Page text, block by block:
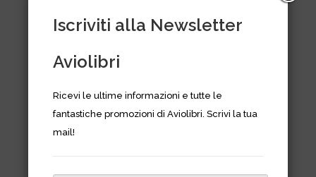
Iscriviti alla Newsletter
Aviolibri
Ricevi le ultime informazioni e tutte le
fantastiche promozioni di Aviolibri. Scrivi la tua
mail!